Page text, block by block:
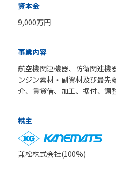
資本金
9,000万円
事業内容
航空機関連機器、防衛関連機
ンジン素材・副資材及び最先
介、賃貸借、加工、据付、調
株主
兼松株式会社(100%)